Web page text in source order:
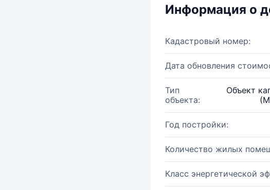
Информация о
Кадастровый номер:
Дата обновления
Тип
объекта:
Объект
Год постройки:
Количество жилых
Класс энергетической